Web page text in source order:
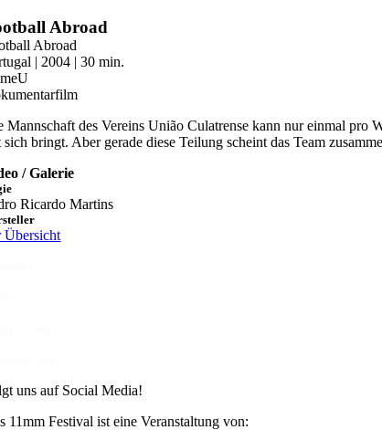
Zum
Inhalt
springen
Abroad
Abroad
| 2004 | 30 min.
Mannschaft des Vereins União Culatrense kann nur einmal pro
sich bringt. Aber gerade diese Teilung scheint das Team
/ Galerie
Ricardo Martins
Übersicht
uns auf Social Media!
11mm Festival ist eine Veranstaltung von: